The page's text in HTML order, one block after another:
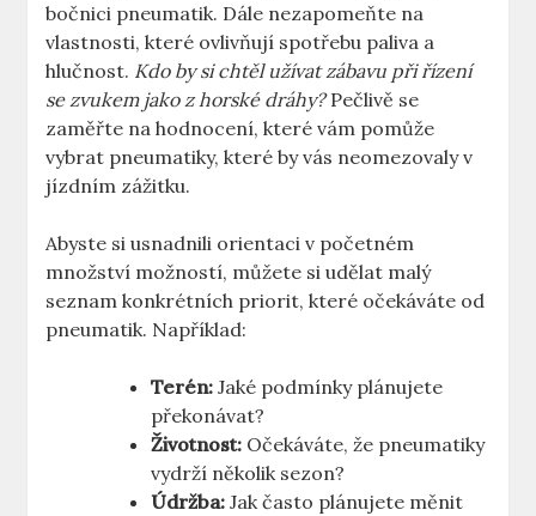
bočnici pneumatik. Dále nezapomeňte na
vlastnosti, které ovlivňují spotřebu paliva a
hlučnost. Kdo by si chtěl užívat zábavu při řízení
se zvukem jako z horské dráhy?Pečlivě se
zaměřte na hodnocení, které vám pomůže
vybrat pneumatiky, které by vás neomezovaly v
jízdním zážitku.
Abyste si usnadnili orientaci v početném
množství možností, můžete si udělat malý
seznam konkrétních priorit, které očekáváte od
pneumatik. Například:
Terén: Jaké podmínky plánujete
překonávat?
Životnost: Očekáváte, že pneumatiky
vydrží několik sezon?
Údržba: Jak často plánujete měnit